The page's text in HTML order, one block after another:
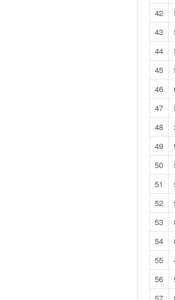
42
43
44
45
46
47
48
49
50
51
52
53
54
55
56